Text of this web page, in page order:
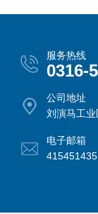
服务热线
0316-
公司地址
刘演马工业
电子邮箱